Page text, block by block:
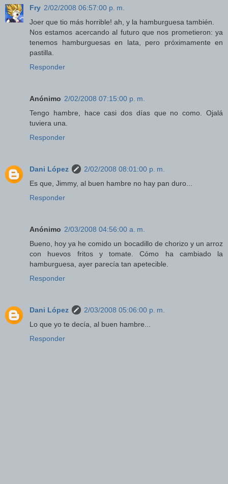
Fry 2/02/2008 06:57:00 p. m.
Joer que tio más horrible! ah, y la hamburguesa también.
Nos estamos acercando al futuro que nos prometieron: ya
tenemos hamburguesas en lata, pero próximamente en
pastilla.
Responder
Anónimo 2/02/2008 07:15:00 p. m.
Tengo hambre, hace casi dos días que no como. Ojalá
tuviera una.
Responder
Dani López
2/02/2008 08:01:00 p. m.
Es que, Jimmy, al buen hambre no hay pan duro...
Responder
Anónimo 2/03/2008 04:56:00 a. m.
Bueno, hoy ya he comido un bocadillo de chorizo y un arroz
con huevos fritos y tomate. Cómo ha cambiado la
hamburguesa, ayer parecía tan apetecible.
Responder
Dani López
2/03/2008 05:06:00 p. m.
Lo que yo te decía, al buen hambre...
Responder